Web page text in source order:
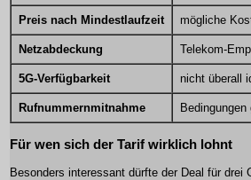
Preis nach Mindestlaufzeit mögliche
Netzabdeckung Telekom-
5G-Verfügbarkeit nicht überall
Rufnummernmitnahme
Für wen sich der Tarif wirklich lohnt
Besonders interessant dürfte der Deal für drei